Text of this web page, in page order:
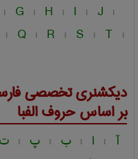
| G | H | I | J |
| Q | R | S | T |
دیکشنری تخصصی
بر اساس حروف الفبا
آ | ا | ب | پ | ت